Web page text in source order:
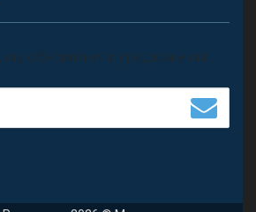
обновления и предложения.